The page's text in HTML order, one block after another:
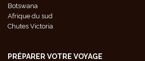
Botswana
Afrique du sud
Chutes Victoria
PRÉPARER VOTRE VOYAGE